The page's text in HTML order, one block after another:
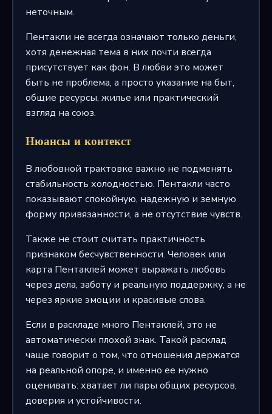
неточным.
Пентакли не всегда означают только деньги,
хотя денежная тема в них почти всегда
присутствует как фон. В любви это может
быть не проблема, а просто указание на быт,
общие ресурсы, жилье или практический
взгляд на союз.
Нюансы и контекст
В любовной трактовке важно не подменять
стабильность холодностью. Пентакли часто
показывают спокойную, надежную и земную
форму привязанности, а не отсутствие чувств.
Также не стоит считать практичность
признаком бесчувственности. Человек или
карта Пентаклей может выражать любовь
через дела, заботу и реальную поддержку, а не
через яркие эмоции и красивые слова.
Если в раскладе много Пентаклей, это не
автоматически плохой знак. Такой расклад
чаще говорит о том, что отношения держатся
на реальной опоре, и именно ее нужно
оценивать: хватает ли пары общих ресурсов,
доверия и устойчивости.